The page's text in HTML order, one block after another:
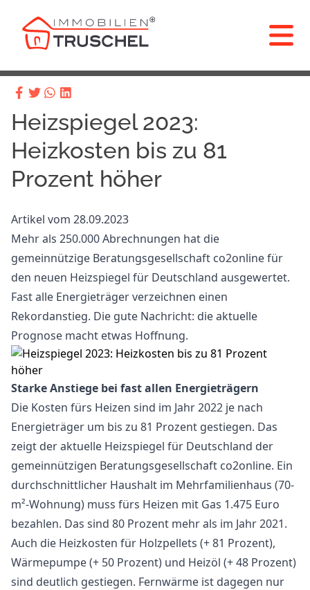
Heizspiegel 2023:
Heizkosten bis zu 81
Prozent höher
Artikel vom 28.09.2023
Mehr als 250.000 Abrechnungen hat die
gemeinnützige Beratungsgesellschaft co2online für
den neuen Heizspiegel für Deutschland ausgewertet.
Fast alle Energieträger verzeichnen einen
Rekordanstieg. Die gute Nachricht: die aktuelle
Prognose macht etwas Hoffnung.
Starke Anstiege bei fast allen Energieträgern
Die Kosten fürs Heizen sind im Jahr 2022 je nach
Energieträger um bis zu 81 Prozent gestiegen. Das
zeigt der aktuelle Heizspiegel für Deutschland der
gemeinnützigen Beratungsgesellschaft co2online. Ein
durchschnittlicher Haushalt im Mehrfamilienhaus (70-
m²-Wohnung) muss fürs Heizen mit Gas 1.475 Euro
bezahlen. Das sind 80 Prozent mehr als im Jahr 2021.
Auch die Heizkosten für Holzpellets (+ 81 Prozent),
Wärmepumpe (+ 50 Prozent) und Heizöl (+ 48 Prozent)
sind deutlich gestiegen. Fernwärme ist dagegen nur